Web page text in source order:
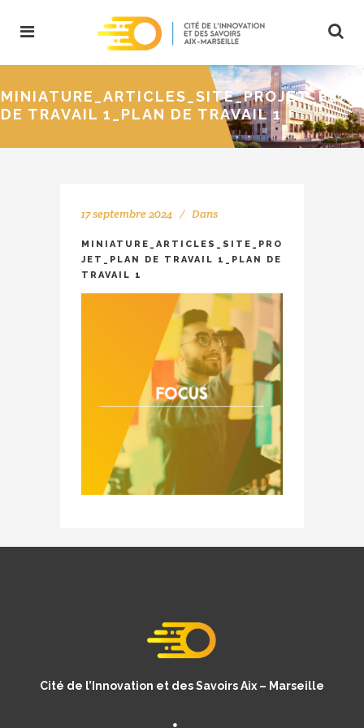
MINIATURE_ARTICLES_SITE_PROJET_PLAN
DE TRAVAIL 1_PLAN DE TRAVAIL 1
17 septembre 2024 Dans
MINIATURE_ARTICLES_SITE_PRO
JET_PLAN DE TRAVAIL 1_PLAN DE
TRAVAIL 1
Cité de l’Innovation et des Savoirs Aix – Marseille